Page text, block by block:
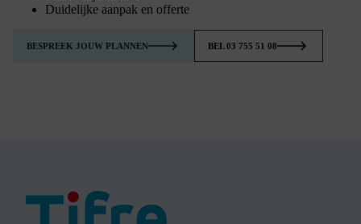
Duidelijke aanpak en offerte
BESPREEK JOUW PLANNEN BEL 03 755 51 08